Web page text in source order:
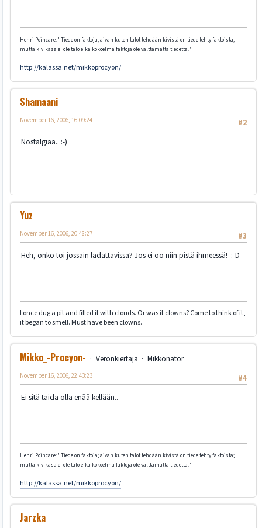
Henri Poincare: "Tiede on faktoja; aivan kuten talot tehdään kivistä on tiede tehty faktoista;
mutta kivikasa ei ole talo eikä kokoelma faktoja ole välttämättä tiedettä."
http://kalassa.net/mikkoprocyon/
Shamaani
#2
November 16, 2006, 16:09:24
Nostalgiaa.. :-)
Yuz
#3
November 16, 2006, 20:48:27
Heh, onko toi jossain ladattavissa? Jos ei oo niin pistä ihmeessä! :-D
I once dug a pit and filled it with clouds. Or was it clowns? Come to think of it,
it began to smell. Must have been clowns.
Mikko_-Procyon- Veronkiertäjä
Mikkonator
#4
November 16, 2006, 22:43:23
Ei sitä taida olla enää kellään..
Henri Poincare: "Tiede on faktoja; aivan kuten talot tehdään kivistä on tiede tehty faktoista;
mutta kivikasa ei ole talo eikä kokoelma faktoja ole välttämättä tiedettä."
http://kalassa.net/mikkoprocyon/
Jarzka